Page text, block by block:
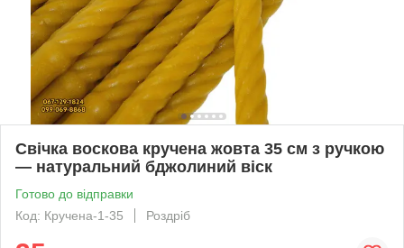
Свічка воскова кручена жовта 35 см з ручкою
— натуральний бджолиний віск
Готово до відправки
Код: Кручена-1-35
Роздріб